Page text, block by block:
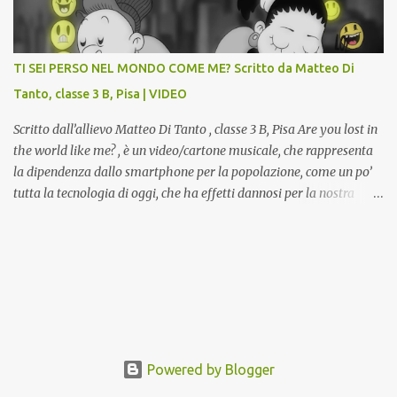
attualmente musealizzati nella Gipsoteca della Biblioteca
Comunale "Peppino Impastato" di Cascina. Quadri, disegni,
progetti di arredamento e di mobili, intarsi ed intagli lignei
da allievi e studenti dell’Istituto d’Arte durante il...
TI SEI PERSO NEL MONDO COME ME? Scritto da Matteo Di
Tanto, classe 3 B, Pisa | VIDEO
Scritto dall’allievo Matteo Di Tanto , classe 3 B, Pisa Are you lost in
the world like me? , è un video/cartone musicale, che rappresenta
la dipendenza dallo smartphone per la popolazione, come un po’
tutta la tecnologia di oggi, che ha effetti dannosi per la nostra
valori umani, fatti di rapporti sociali, come amicizia, amore,
Powered by Blogger